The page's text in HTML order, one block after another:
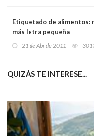
Etiquetado de alimentos:
más letra pequeña
21 de Abr de 2011
QUIZÁS TE INTERESE...